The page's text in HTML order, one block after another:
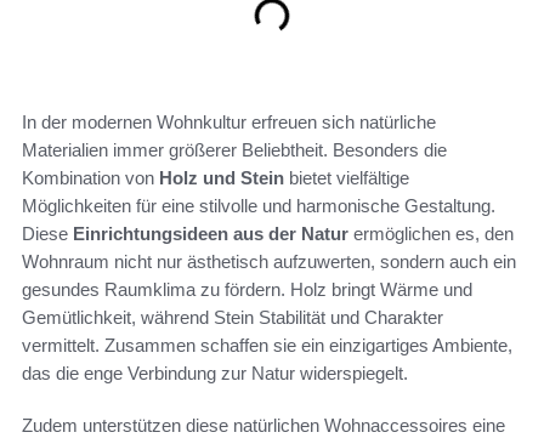
In der modernen Wohnkultur erfreuen sich natürliche
Materialien immer größerer Beliebtheit. Besonders die
Kombination von Holz und Stein bietet vielfältige
Möglichkeiten für eine stilvolle und harmonische Gestaltung.
Diese Einrichtungsideen aus der Natur ermöglichen es, den
Wohnraum nicht nur ästhetisch aufzuwerten, sondern auch ein
gesundes Raumklima zu fördern. Holz bringt Wärme und
Gemütlichkeit, während Stein Stabilität und Charakter
vermittelt. Zusammen schaffen sie ein einzigartiges Ambiente,
das die enge Verbindung zur Natur widerspiegelt.
Zudem unterstützen diese natürlichen Wohnaccessoires eine